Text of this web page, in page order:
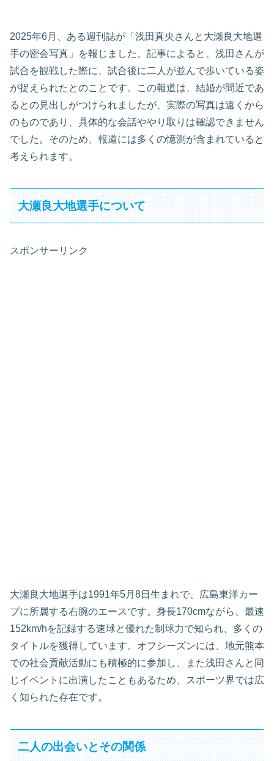
2025年6月、ある週刊誌が「浅田真央さんと大瀬良大地選
手の密会写真」を報じました。記事によると、浅田さんが
試合を観戦した際に、試合後に二人が並んで歩いている姿
が捉えられたとのことです。この報道は、結婚が間近であ
るとの見出しがつけられましたが、実際の写真は遠くから
のものであり、具体的な会話ややり取りは確認できません
でした。そのため、報道には多くの憶測が含まれていると
考えられます。
大瀬良大地選手について
スポンサーリンク
大瀬良大地選手は1991年5月8日生まれで、広島東洋カー
プに所属する右腕のエースです。身長170cmながら、最速
152km/hを記録する速球と優れた制球力で知られ、多くの
タイトルを獲得しています。オフシーズンには、地元熊本
での社会貢献活動にも積極的に参加し、また浅田さんと同
じイベントに出演したこともあるため、スポーツ界では広
く知られた存在です。
二人の出会いとその関係